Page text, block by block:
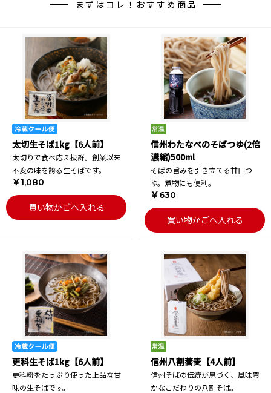
まずはコレ！おすすめ商品
太切生そば1kg【6人前】
太切りで食べ応え抜群。創業以来
不変の味を誇る生そばです。
￥1,080
買い物かごへ入れる
信州わたなべのそばつゆ(2倍
濃縮)500ml
そばの旨みを引き立てる甘口つ
ゆ。煮物にも便利。
￥630
買い物かごへ入れる
更科生そば1kg【6人前】
更科粉をたっぷり使った上品な甘
味の生そばです。
信州八割蕎麦【4人前】
信州そばの伝統が息づく、風味豊
かなこだわりの八割そば。